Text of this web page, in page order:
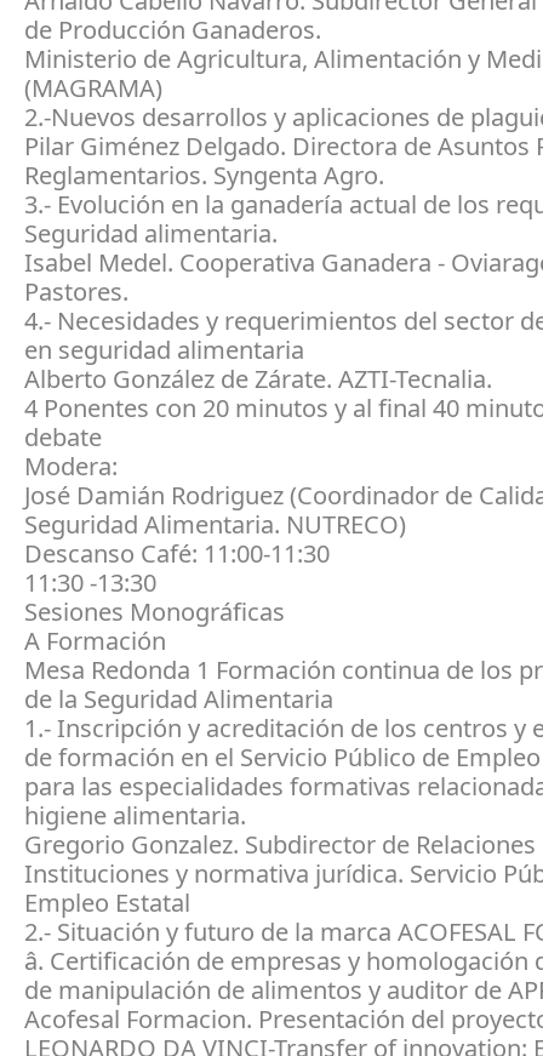
de Producción Ganaderos.
Ministerio de Agricultura, Alimentación y
(MAGRAMA)
2.-Nuevos desarrollos y aplicaciones de
Pilar Giménez Delgado. Directora de Asuntos
Reglamentarios. Syngenta Agro.
3.- Evolución en la ganadería actual de los
Seguridad alimentaria.
Isabel Medel. Cooperativa Ganadera -
Pastores.
4.- Necesidades y requerimientos del sector
en seguridad alimentaria
Alberto González de Zárate. AZTI-Tecnalia.
4 Ponentes con 20 minutos y al final 40
debate
Modera:
José Damián Rodriguez (Coordinador de
Seguridad Alimentaria. NUTRECO)
Descanso Café: 11:00-11:30
11:30 -13:30
Sesiones Monográficas
A Formación
Mesa Redonda 1 Formación continua de los
de la Seguridad Alimentaria
1.- Inscripción y acreditación de los centros y
de formación en el Servicio Público de
para las especialidades formativas
higiene alimentaria.
Gregorio Gonzalez. Subdirector de Relaciones
Instituciones y normativa jurídica. Servicio
Empleo Estatal
2.- Situación y futuro de la marca ACOFESAL
â. Certificación de empresas y homologación
de manipulación de alimentos y auditor de
Acofesal Formacion. Presentación del
LEONARDO DA VINCI-Transfer of innovation: